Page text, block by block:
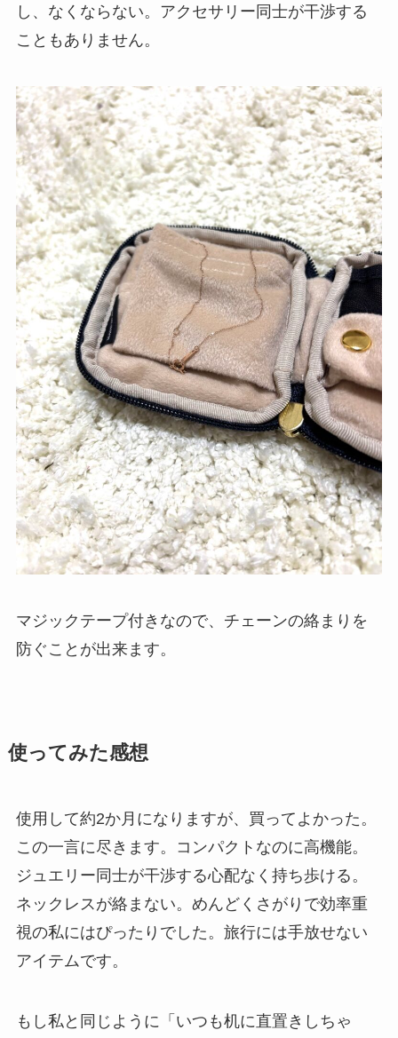
し、なくならない。アクセサリー同士が干渉する
こともありません。
マジックテープ付きなので、チェーンの絡まりを
防ぐことが出来ます。
使ってみた感想
使用して約2か月になりますが、買ってよかった。
この一言に尽きます。コンパクトなのに高機能。
ジュエリー同士が干渉する心配なく持ち歩ける。
ネックレスが絡まない。めんどくさがりで効率重
視の私にはぴったりでした。旅行には手放せない
アイテムです。
もし私と同じように「いつも机に直置きしちゃ